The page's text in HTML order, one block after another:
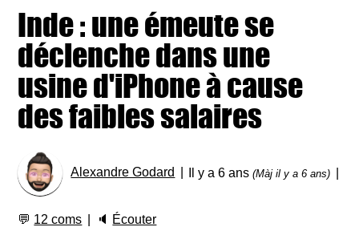
Inde : une émeute se
déclenche dans une
usine d'iPhone à cause
des faibles salaires
Alexandre Godard Il y a 6 ans(Màj il y a 6 ans)
💬 12 coms 🔈 Écouter